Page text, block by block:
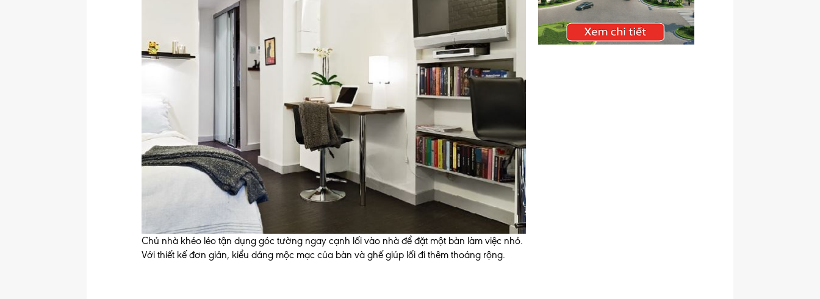
Chủ nhà khéo léo tận dụng góc tường ngay cạnh lối vào nhà để đặt một bàn làm việc nhỏ.
Với thiết kế đơn giản, kiểu dáng mộc mạc của bàn và ghế giúp lối đi thêm thoáng rộng.